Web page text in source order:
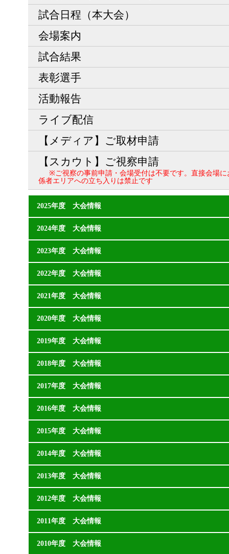
試合日程（本大会）
会場案内
試合結果
表彰選手
活動報告
ライブ配信
【メディア】ご取材申請
【スカウト】ご視察申請
※ご視察の事前申請・会場受付は不要です。直接会場
係者エリアへの立ち入りは禁止です
2025年度 大会情報
2024年度 大会情報
2023年度 大会情報
2022年度 大会情報
2021年度 大会情報
2020年度 大会情報
2019年度 大会情報
2018年度 大会情報
2017年度 大会情報
2016年度 大会情報
2015年度 大会情報
2014年度 大会情報
2013年度 大会情報
2012年度 大会情報
2011年度 大会情報
2010年度 大会情報